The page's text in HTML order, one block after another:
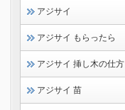
アジサイ
アジサイ もらったら
アジサイ 挿し木の仕方
アジサイ 苗